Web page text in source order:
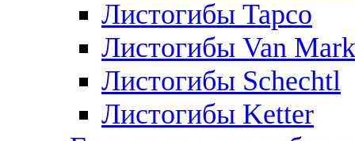
Листогибы Tapco
Листогибы Van Mark
Листогибы Schechtl
Листогибы Ketter